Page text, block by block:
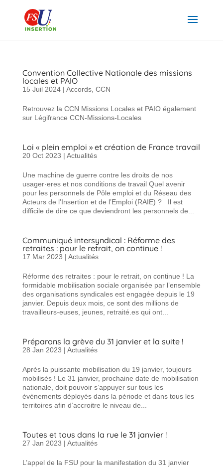
Convention Collective Nationale des missions
locales et PAIO
15 Juil 2024| Accords, CCN
Retrouvez la CCN Missions Locales et PAIO également
sur Légifrance CCN-Missions-Locales
Loi « plein emploi » et création de France travail
20 Oct 2023 | Actualités
Une machine de guerre contre les droits de nos
usager·eres et nos conditions de travail Quel avenir
pour les personnels de Pôle emploi et du Réseau des
Acteurs de l’Insertion et de l’Emploi (RAIE) ? Il est
difficile de dire ce que deviendront les personnels de...
Communiqué intersyndical : Réforme des
retraites : pour le retrait, on continue !
17 Mar 2023 | Actualités
Réforme des retraites : pour le retrait, on continue ! La
formidable mobilisation sociale organisée par l’ensemble
des organisations syndicales est engagée depuis le 19
janvier. Depuis deux mois, ce sont des millions de
travailleurs-euses, jeunes, retraité.es qui ont...
Préparons la grève du 31 janvier et la suite !
28 Jan 2023 | Actualités
Après la puissante mobilisation du 19 janvier, toujours
mobilisés ! Le 31 janvier, prochaine date de mobilisation
nationale, doit pouvoir s’appuyer sur tous les
évènements déployés dans la période et dans tous les
territoires afin d’accroitre le niveau de...
Toutes et tous dans la rue le 31 janvier !
27 Jan 2023 | Actualités
L’appel de la FSU pour la manifestation du 31 janvier